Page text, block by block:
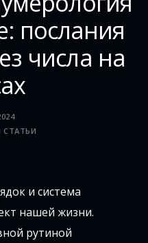
послания
числа на
СТАТЬИ
и система
нашей жизни.
рутиной